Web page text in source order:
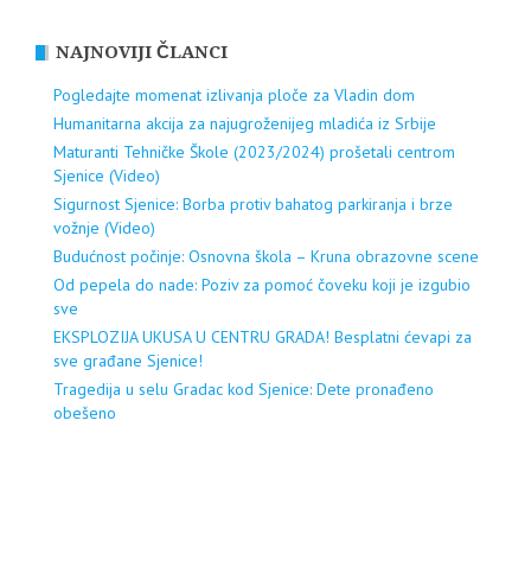
NAJNOVIJI ČLANCI
Pogledajte momenat izlivanja ploče za Vladin dom
Humanitarna akcija za najugroženijeg mladića iz Srbije
Maturanti Tehničke Škole (2023/2024) prošetali centrom
Sjenice (Video)
Sigurnost Sjenice: Borba protiv bahatog parkiranja i brze
vožnje (Video)
Budućnost počinje: Osnovna škola – Kruna obrazovne scene
Od pepela do nade: Poziv za pomoć čoveku koji je izgubio
sve
EKSPLOZIJA UKUSA U CENTRU GRADA! Besplatni ćevapi za
sve građane Sjenice!
Tragedija u selu Gradac kod Sjenice: Dete pronađeno
obešeno